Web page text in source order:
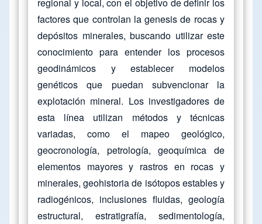
factores que controlan la genesis de rocas y
depósitos minerales, buscando utilizar este
conocimiento para entender los procesos
geodinámicos y establecer modelos
genéticos que puedan subvencionar la
explotación mineral. Los investigadores de
esta línea utilizan métodos y técnicas
variadas, como el mapeo geológico,
geocronología, petrología, geoquímica de
elementos mayores y rastros en rocas y
minerales, geohistoria de isótopos estables y
radiogénicos, inclusiones fluidas, geología
estructural, estratigrafía, sedimentología,